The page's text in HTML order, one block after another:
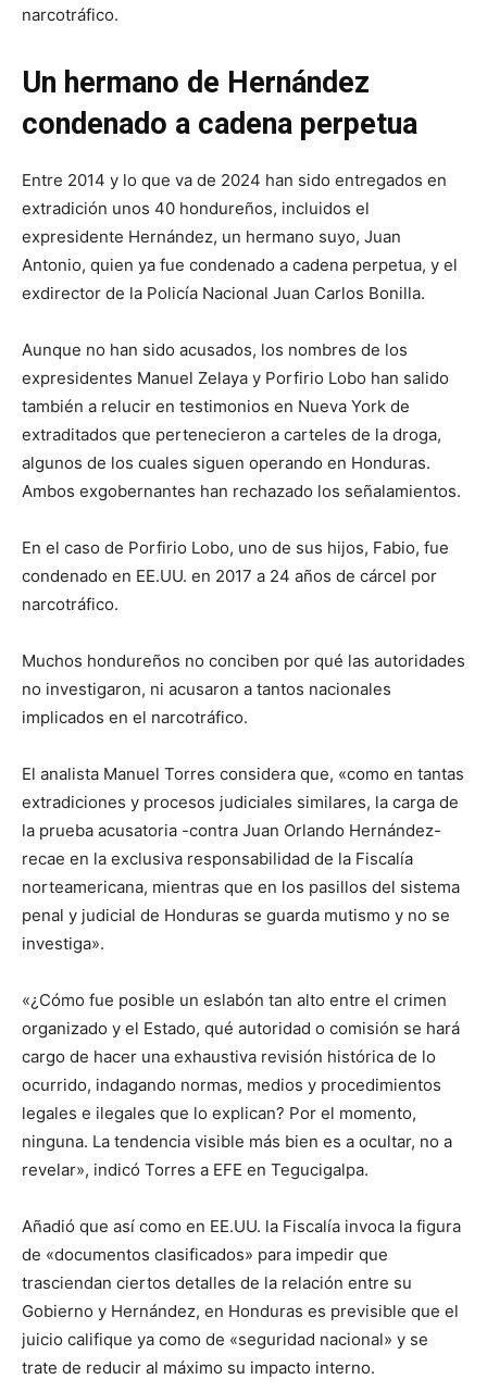
narcotráfico.
Un hermano de Hernández
condenado a cadena perpetua
Entre 2014 y lo que va de 2024 han sido entregados en
extradición unos 40 hondureños, incluidos el
expresidente Hernández, un hermano suyo, Juan
Antonio, quien ya fue condenado a cadena perpetua, y el
exdirector de la Policía Nacional Juan Carlos Bonilla.
Aunque no han sido acusados, los nombres de los
expresidentes Manuel Zelaya y Porfirio Lobo han salido
también a relucir en testimonios en Nueva York de
extraditados que pertenecieron a carteles de la droga,
algunos de los cuales siguen operando en Honduras.
Ambos exgobernantes han rechazado los señalamientos.
En el caso de Porfirio Lobo, uno de sus hijos, Fabio, fue
condenado en EE.UU. en 2017 a 24 años de cárcel por
narcotráfico.
Muchos hondureños no conciben por qué las autoridades
no investigaron, ni acusaron a tantos nacionales
implicados en el narcotráfico.
El analista Manuel Torres considera que, «como en tantas
extradiciones y procesos judiciales similares, la carga de
la prueba acusatoria -contra Juan Orlando Hernández-
recae en la exclusiva responsabilidad de la Fiscalía
norteamericana, mientras que en los pasillos del sistema
penal y judicial de Honduras se guarda mutismo y no se
investiga».
«¿Cómo fue posible un eslabón tan alto entre el crimen
organizado y el Estado, qué autoridad o comisión se hará
cargo de hacer una exhaustiva revisión histórica de lo
ocurrido, indagando normas, medios y procedimientos
legales e ilegales que lo explican? Por el momento,
ninguna. La tendencia visible más bien es a ocultar, no a
revelar», indicó Torres a EFE en Tegucigalpa.
Añadió que así como en EE.UU. la Fiscalía invoca la figura
de «documentos clasificados» para impedir que
trasciendan ciertos detalles de la relación entre su
Gobierno y Hernández, en Honduras es previsible que el
juicio califique ya como de «seguridad nacional» y se
trate de reducir al máximo su impacto interno.